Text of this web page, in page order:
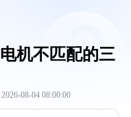
机不匹配的三
2026-08-04 08:00:00